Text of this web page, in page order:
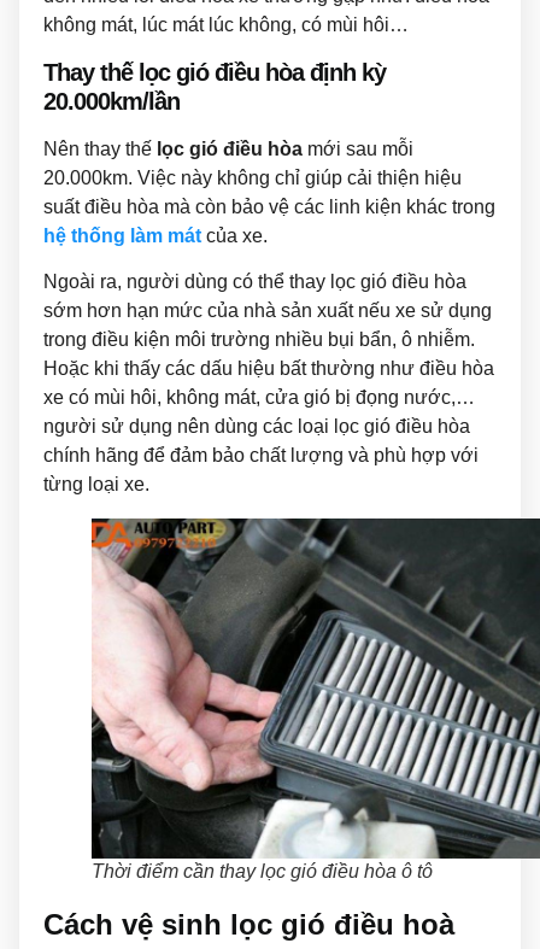
không mát, lúc mát lúc không, có mùi hôi…
Thay thế lọc gió điều hòa định kỳ
20.000km/lần
Nên thay thế lọc gió điều hòa mới sau mỗi
20.000km. Việc này không chỉ giúp cải thiện hiệu
suất điều hòa mà còn bảo vệ các linh kiện khác trong
hệ thống làm mát của xe.
Ngoài ra, người dùng có thể thay lọc gió điều hòa
sớm hơn hạn mức của nhà sản xuất nếu xe sử dụng
trong điều kiện môi trường nhiều bụi bẩn, ô nhiễm.
Hoặc khi thấy các dấu hiệu bất thường như điều hòa
xe có mùi hôi, không mát, cửa gió bị đọng nước,…
người sử dụng nên dùng các loại lọc gió điều hòa
chính hãng để đảm bảo chất lượng và phù hợp với
từng loại xe.
Thời điểm cần thay lọc gió điều hòa ô tô
Cách vệ sinh lọc gió điều hoà